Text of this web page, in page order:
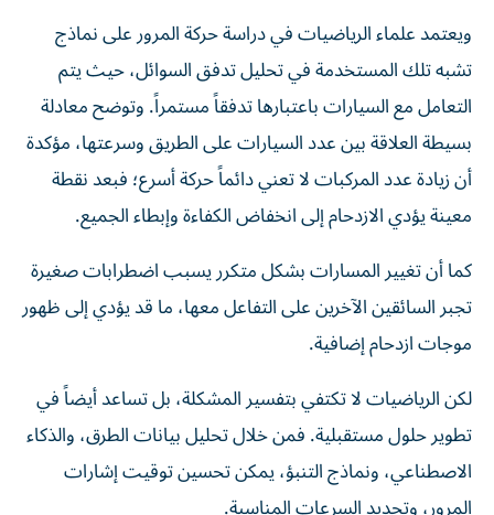
ويعتمد علماء الرياضيات في دراسة حركة المرور على نماذج
تشبه تلك المستخدمة في تحليل تدفق السوائل، حيث يتم
التعامل مع السيارات باعتبارها تدفقاً مستمراً. وتوضح معادلة
بسيطة العلاقة بين عدد السيارات على الطريق وسرعتها، مؤكدة
أن زيادة عدد المركبات لا تعني دائماً حركة أسرع؛ فبعد نقطة
معينة يؤدي الازدحام إلى انخفاض الكفاءة وإبطاء الجميع.
كما أن تغيير المسارات بشكل متكرر يسبب اضطرابات صغيرة
تجبر السائقين الآخرين على التفاعل معها، ما قد يؤدي إلى ظهور
موجات ازدحام إضافية.
لكن الرياضيات لا تكتفي بتفسير المشكلة، بل تساعد أيضاً في
تطوير حلول مستقبلية. فمن خلال تحليل بيانات الطرق، والذكاء
الاصطناعي، ونماذج التنبؤ، يمكن تحسين توقيت إشارات